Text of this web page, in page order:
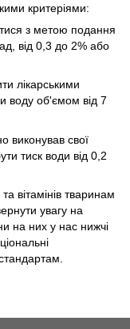
критеріями:
з метою подання
від 0,3 до 2% або
лікарськими
воду об'ємом від 7
виконував свої
тиск води від 0,2
вітамінів тваринам
увагу на
на них у нас нижчі